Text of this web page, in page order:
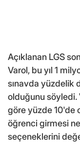
Açıklanan LGS
Varol, bu yıl 1
sınavda yüzdelik
olduğunu söyledi.
göre yüzde 10'de
öğrenci girmesi
seçeneklerini